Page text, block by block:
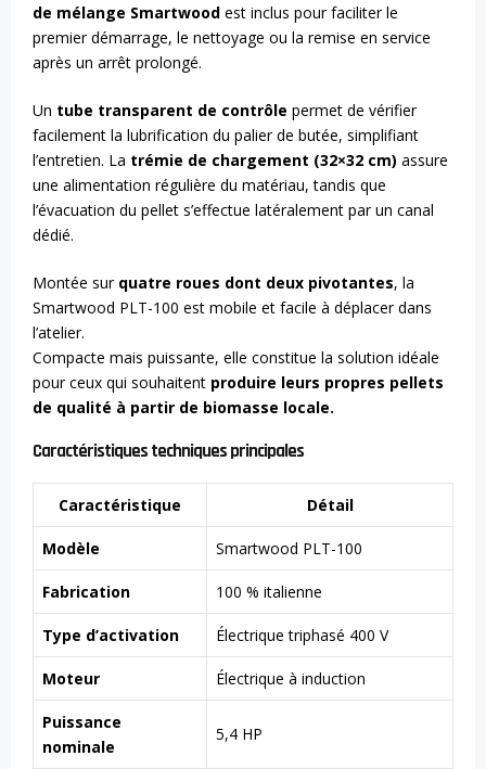
de mélange Smartwood est inclus pour faciliter le
premier démarrage, le nettoyage ou la remise en service
après un arrêt prolongé.
Un tube transparent de contrôle permet de vérifier
facilement la lubrification du palier de butée, simplifiant
l’entretien. La trémie de chargement (32×32 cm) assure
une alimentation régulière du matériau, tandis que
l’évacuation du pellet s’effectue latéralement par un canal
dédié.
Montée sur quatre roues dont deux pivotantes, la
Smartwood PLT-100 est mobile et facile à déplacer dans
l’atelier.
Compacte mais puissante, elle constitue la solution idéale
pour ceux qui souhaitent produire leurs propres pellets
de qualité à partir de biomasse locale.
Caractéristiques techniques principales
Caractéristique Détail
Modèle Smartwood PLT-100
Fabrication 100 % italienne
Type d’activation Électrique triphasé 400 V
Moteur Électrique à induction
Puissance
nominale
5,4 HP